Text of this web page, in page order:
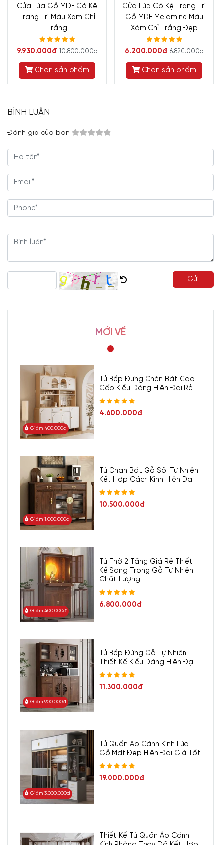
Cửa Lùa Gỗ MDF Có Kệ
Trang Trí Màu Xám Chỉ
Trắng
9.930.000đ 10.800.000đ
Chọn sản phẩm
Cửa Lùa Có Kệ Trang Trí
Gỗ MDF Melamine Màu
Xám Chỉ Trắng Đẹp
6.200.000đ 6.820.000đ
Chọn sản phẩm
BÌNH LUẬN
Đánh giá của bạn
Gửi
MỚI VỀ
Giảm 400.000đ
Tủ Bếp Đựng Chén Bát Cao
Cấp Kiểu Dáng Hiện Đại Rẻ
4.600.000đ
Giảm 1.000.000đ
Tủ Chạn Bát Gỗ Sồi Tự Nhiên
Kết Hợp Cách Kính Hiện Đại
10.500.000đ
Giảm 400.000đ
Tủ Thờ 2 Tầng Giá Rẻ Thiết
Kế Sang Trọng Gỗ Tự Nhiên
Chất Lượng
6.800.000đ
Giảm 900.000đ
Tủ Bếp Đứng Gỗ Tự Nhiên
Thiết Kế Kiểu Dáng Hiện Đại
11.300.000đ
Giảm 3.000.000đ
Tủ Quần Áo Cánh Kính Lùa
Gỗ Mdf Đẹp Hiện Đại Giá Tốt
19.000.000đ
Thiết Kế Tủ Quần Áo Cánh